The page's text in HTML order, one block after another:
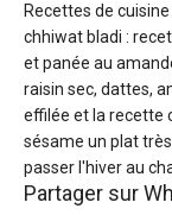
Recettes de
chhiwat bladi :
et panée au
raisin sec, dattes,
effilée et la recette
sésame un plat
passer l'hiver au
Partager sur